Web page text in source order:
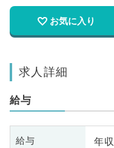
お気に入り
求人詳細
給与
給与 年